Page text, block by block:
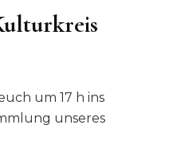
um 17 h ins
unseres